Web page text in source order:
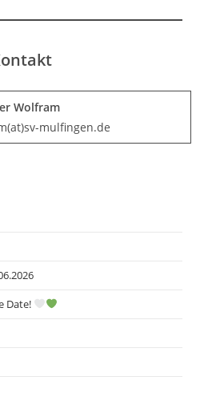
Wolfram
mulfingen.de
Date!